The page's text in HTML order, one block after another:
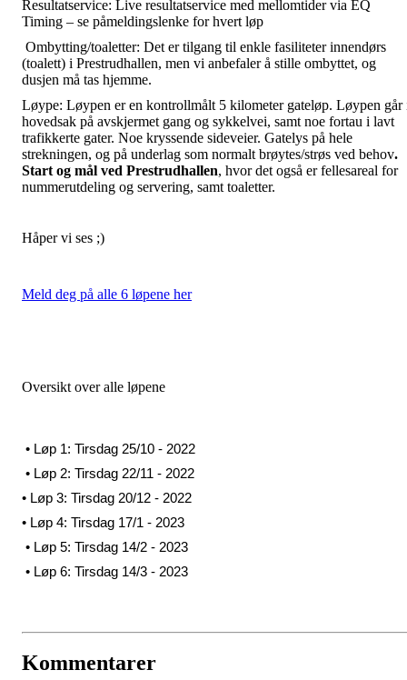
Resultatservice: Live resultatservice med mellomtider via EQ
Timing – se påmeldingslenke for hvert løp
Ombytting/toaletter: Det er tilgang til enkle fasiliteter innendørs
(toalett) i Prestrudhallen, men vi anbefaler å stille ombyttet, og
dusjen må tas hjemme.
Løype: Løypen er en kontrollmålt 5 kilometer gateløp. Løypen går
hovedsak på avskjermet gang og sykkelvei, samt noe fortau i lavt
trafikkerte gater. Noe kryssende sideveier. Gatelys på hele
strekningen, og på underlag som normalt brøytes/strøs ved behov.
Start og mål ved Prestrudhallen, hvor det også er fellesareal for
nummerutdeling og servering, samt toaletter.
Håper vi ses ;)
Meld deg på alle 6 løpene her
Oversikt over alle løpene
• Løp 1: Tirsdag 25/10 - 2022
• Løp 2: Tirsdag 22/11 - 2022
• Løp 3: Tirsdag 20/12 - 2022
• Løp 4: Tirsdag 17/1 - 2023
• Løp 5: Tirsdag 14/2 - 2023
• Løp 6: Tirsdag 14/3 - 2023
Kommentarer